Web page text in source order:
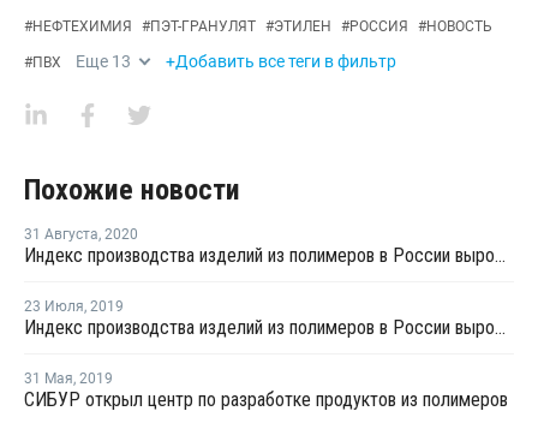
#НЕФТЕХИМИЯ #ПЭТ-ГРАНУЛЯТ #ЭТИЛЕН #РОССИЯ #НОВОСТЬ
#ПВХ Еще 13 +Добавить все теги в фильтр
Похожие новости
31 Августа, 2020
Индекс производства изделий из полимеров в России вырос в январе - июле на 1,6%
23 Июля, 2019
Индекс производства изделий из полимеров в России вырос на 1,3% в первом полугодии
31 Мая, 2019
СИБУР открыл центр по разработке продуктов из полимеров